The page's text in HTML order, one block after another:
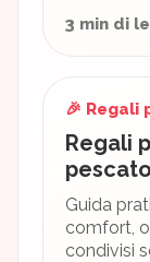
3 min di
🎉 Regali
Regali
Guida
comfort,
condivisi